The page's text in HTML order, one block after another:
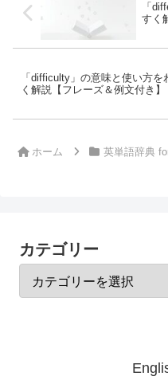
「
すく
「difficulty」の意味と使い方を
く解説【フレーズ＆例文付き】
ホーム 英単語辞典
カテゴリー